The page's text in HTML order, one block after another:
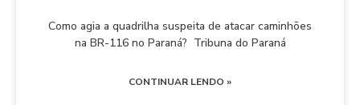
Como agia a quadrilha suspeita de atacar caminhões
na BR-116 no Paraná? Tribuna do Paraná
CONTINUAR LENDO »